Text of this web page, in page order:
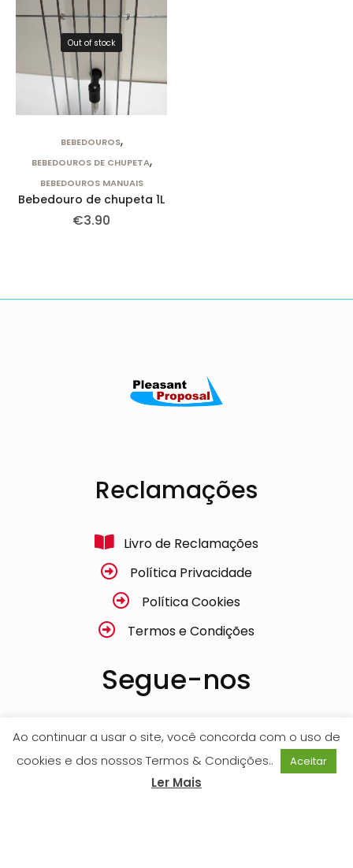
Out of stock
BEBEDOUROS,
BEBEDOUROS DE CHUPETA,
BEBEDOUROS MANUAIS
Bebedouro de chupeta 1L
€3.90
Reclamações
Livro de Reclamações
Política Privacidade
Política Cookies
Termos e Condições
Segue-nos
Facebook
Instagram
Ao continuar a usar o site, você concorda com o uso de
cookies e dos nossos Termos & Condições..
Aceitar
Ler Mais